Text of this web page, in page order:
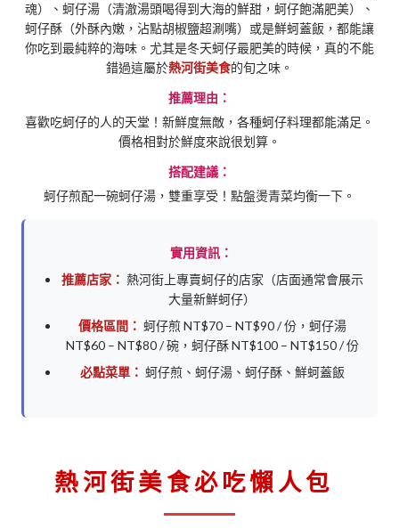
魂）、蚵仔湯（清澈湯頭喝得到大海的鮮甜，蚵仔飽滿肥美）、
蚵仔酥（外酥內嫩，沾點胡椒鹽超涮嘴）或是鮮蚵蓋飯，都能讓
你吃到最純粹的海味。尤其是冬天蚵仔最肥美的時候，真的不能
錯過這屬於熱河街美食的旬之味。
推薦理由：
喜歡吃蚵仔的人的天堂！新鮮度無敵，各種蚵仔料理都能滿足。
價格相對於鮮度來說很划算。
搭配建議：
蚵仔煎配一碗蚵仔湯，雙重享受！點盤燙青菜均衡一下。
實用資訊：
推薦店家： 熱河街上專賣蚵仔的店家（店面通常會展示
大量新鮮蚵仔）
價格區間： 蚵仔煎 NT$70 – NT$90 / 份，蚵仔湯
NT$60 – NT$80 / 碗，蚵仔酥 NT$100 – NT$150 / 份
必點菜單： 蚵仔煎、蚵仔湯、蚵仔酥、鮮蚵蓋飯
熱河街美食必吃懶人包